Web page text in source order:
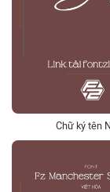
Chữ ký tên